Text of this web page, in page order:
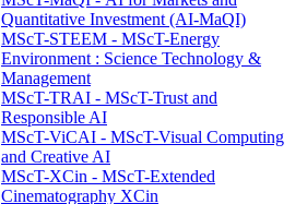
Quantitative Investment (AI-MaQI)
MScT-STEEM - MScT-Energy
Environment : Science Technology &
Management
MScT-TRAI - MScT-Trust and
Responsible AI
MScT-ViCAI - MScT-Visual Computing
and Creative AI
MScT-XCin - MScT-Extended
Cinematography XCin